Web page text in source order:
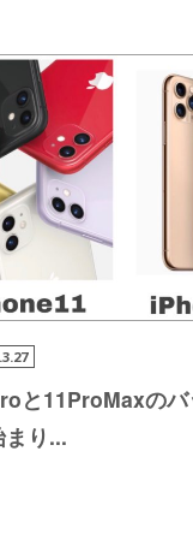
と11ProMaxの
り ...